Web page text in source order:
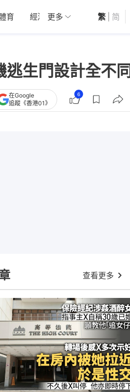
育 經濟 01深圳 觀點
更多 繁 简
生門設計全不同
在Google
追蹤《香港01》
6
查看更多